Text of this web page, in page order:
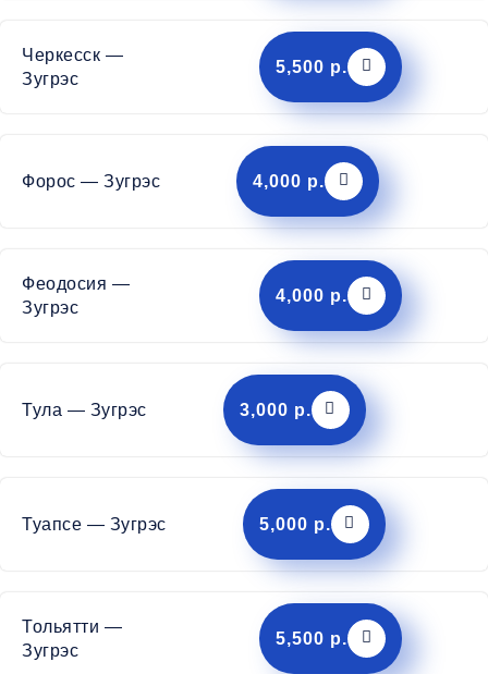
Черкесск —
Зугрэс
5,500 р.
Форос — Зугрэс 4,000 р.
Феодосия —
Зугрэс
4,000 р.
Тула — Зугрэс 3,000 р.
Туапсе — Зугрэс 5,000 р.
Тольятти —
Зугрэс
5,500 р.